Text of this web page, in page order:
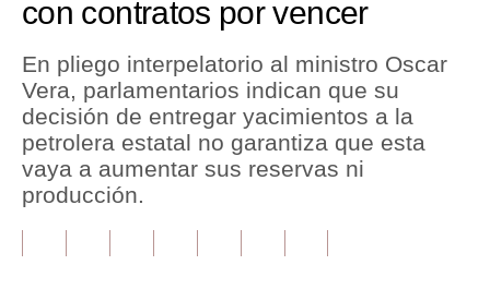
Política
Finanzas Personales
Inmobiliarias
Plus G
con contratos por vencer
En pliego interpelatorio al ministro Oscar
Vera, parlamentarios indican que su
decisión de entregar yacimientos a la
petrolera estatal no garantiza que esta
vaya a aumentar sus reservas ni
producción.